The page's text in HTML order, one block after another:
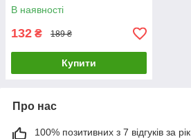
В наявності
132 ₴ 189 ₴
Купити
Про нас
100% позитивних з 7 відгуків за рік